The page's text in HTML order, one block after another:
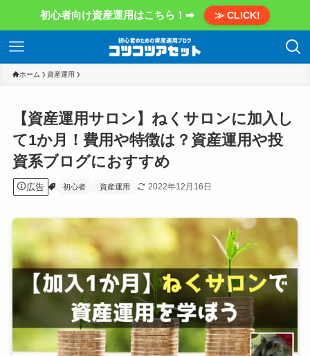
初心者向け資産運用はこちら！➡ ≫ CLICK!
ホーム 資産運用
【資産運用サロン】ねくサロンに加入し
て1か月！費用や特徴は？資産運用や投
資系ブログにおすすめ
広告 初心者 資産運用 2022年12月16日